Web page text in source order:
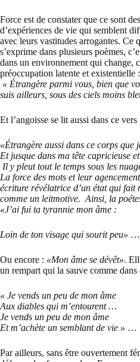
Force est de constater que ce sont
d’expériences de vie qui semblent
avec leurs vastitudes arrogantes. Ce
s’exprime dans plusieurs poèmes,
dans un environnement qui change,
préoccupation latente et existentielle :
« Étrangère parmi vous, bien que
suis ailleurs, sous des ciels moins
Et l’angoisse se lit aussi dans ce vers
«Étrangère aussi dans ce corps que
Et jusque dans ma tête capricieuse
Il y pleut tout le temps sous les
La force des mots et leur
écriture révélatrice d’un état qui fait
comme un leitmotive. Ainsi, la
«J’ai fui ta tyrannie mon âme :
Loin de ton visage qui sourit peu» …
Ou encore : «Mon âme se dévêt».
un rempart qui la sauve comme dans
« Je vends un peu de mon âme
Aux diables qui m’entourent …
Je vends un peu de mon âme
Et m’achète un semblant de vie » …
Par ailleurs, sans être ouvertement